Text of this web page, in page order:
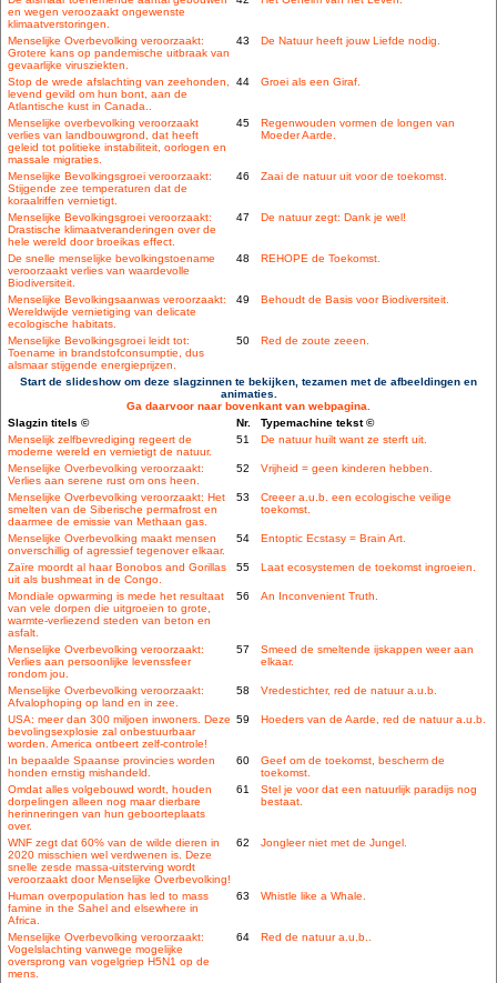
en wegen veroozaakt ongewenste
klimaatverstoringen.
Menselijke Overbevolking veroorzaakt:
Grotere kans op pandemische uitbraak van
gevaarlijke virusziekten.
43 De Natuur heeft jouw Liefde nodig.
Stop de wrede afslachting van zeehonden,
levend gevild om hun bont, aan de
Atlantische kust in Canada..
44 Groei als een Giraf.
Menselijke overbevolking veroorzaakt
verlies van landbouwgrond, dat heeft
geleid tot politieke instabiliteit, oorlogen en
massale migraties.
45
Regenwouden vormen de longen van
Moeder Aarde.
Menselijke Bevolkingsgroei veroorzaakt:
Stijgende zee temperaturen dat de
koraalriffen vernietigt.
46 Zaai de natuur uit voor de toekomst.
Menselijke Bevolkingsgroei veroorzaakt:
Drastische klimaatveranderingen over de
hele wereld door broeikas effect.
47 De natuur zegt: Dank je wel!
De snelle menselijke bevolkingstoename
veroorzaakt verlies van waardevolle
Biodiversiteit.
48 REHOPE de Toekomst.
Menselijke Bevolkingsaanwas veroorzaakt:
Wereldwijde vernietiging van delicate
ecologische habitats.
49 Behoudt de Basis voor Biodiversiteit.
Menselijke Bevolkingsgroei leidt tot:
Toename in brandstofconsumptie, dus
alsmaar stijgende energieprijzen.
50 Red de zoute zeeen.
Start de slideshow om deze slagzinnen te bekijken, tezamen met de afbeeldingen en
animaties.
Ga daarvoor naar bovenkant van webpagina.
Slagzin titels ©
Nr.
Typemachine tekst ©
Menselijk zelfbevrediging regeert de
moderne wereld en vernietigt de natuur.
51 De natuur huilt want ze sterft uit.
Menselijke Overbevolking veroorzaakt:
Verlies aan serene rust om ons heen.
52 Vrijheid = geen kinderen hebben.
Menselijke Overbevolking veroorzaakt: Het
smelten van de Siberische permafrost en
daarmee de emissie van Methaan gas.
53
Creeer a.u.b. een ecologische veilige
toekomst.
Menselijke Overbevolking maakt mensen
onverschillig of agressief tegenover elkaar.
54 Entoptic Ecstasy = Brain Art.
Zaïre moordt al haar Bonobos and Gorillas
uit als bushmeat in de Congo.
55 Laat ecosystemen de toekomst ingroeien.
Mondiale opwarming is mede het resultaat
van vele dorpen die uitgroeien to grote,
warmte-verliezend steden van beton en
asfalt.
56 An Inconvenient Truth.
Menselijke Overbevolking veroorzaakt:
Verlies aan persoonlijke levenssfeer
rondom jou.
57
Smeed de smeltende ijskappen weer aan
elkaar.
Menselijke Overbevolking veroorzaakt:
Afvalophoping op land en in zee.
58 Vredestichter, red de natuur a.u.b.
USA: meer dan 300 miljoen inwoners. Deze
bevolingsexplosie zal onbestuurbaar
worden. America ontbeert zelf-controle!
59 Hoeders van de Aarde, red de natuur a.u.b.
In bepaalde Spaanse provincies worden
honden ernstig mishandeld.
60
Geef om de toekomst, bescherm de
toekomst.
Omdat alles volgebouwd wordt, houden
dorpelingen alleen nog maar dierbare
herinneringen van hun geboorteplaats
over.
61
Stel je voor dat een natuurlijk paradijs nog
bestaat.
WNF zegt dat 60% van de wilde dieren in
2020 misschien wel verdwenen is. Deze
snelle zesde massa-uitsterving wordt
veroorzaakt door Menselijke Overbevolking!
62 Jongleer niet met de Jungel.
Human overpopulation has led to mass
famine in the Sahel and elsewhere in
Africa.
63 Whistle like a Whale.
Menselijke Overbevolking veroorzaakt:
Vogelslachting vanwege mogelijke
oversprong van vogelgriep H5N1 op de
mens.
64 Red de natuur a.u.b..